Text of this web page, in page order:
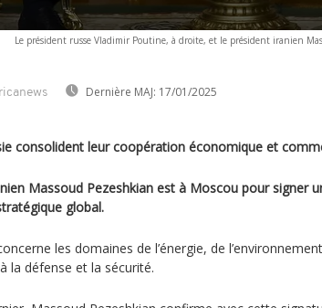
Le président russe Vladimir Poutine, à droite, et le président iranien
Dernière MAJ: 17/01/2025
consolident leur coopération économique et
Massoud Pezeshkian est à Moscou pour signer
global.
les domaines de l’énergie, de
la défense et la sécurité.